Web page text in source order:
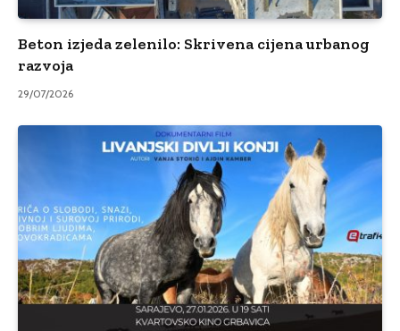
Beton izjeda zelenilo: Skrivena cijena urbanog
razvoja
29/07/2026